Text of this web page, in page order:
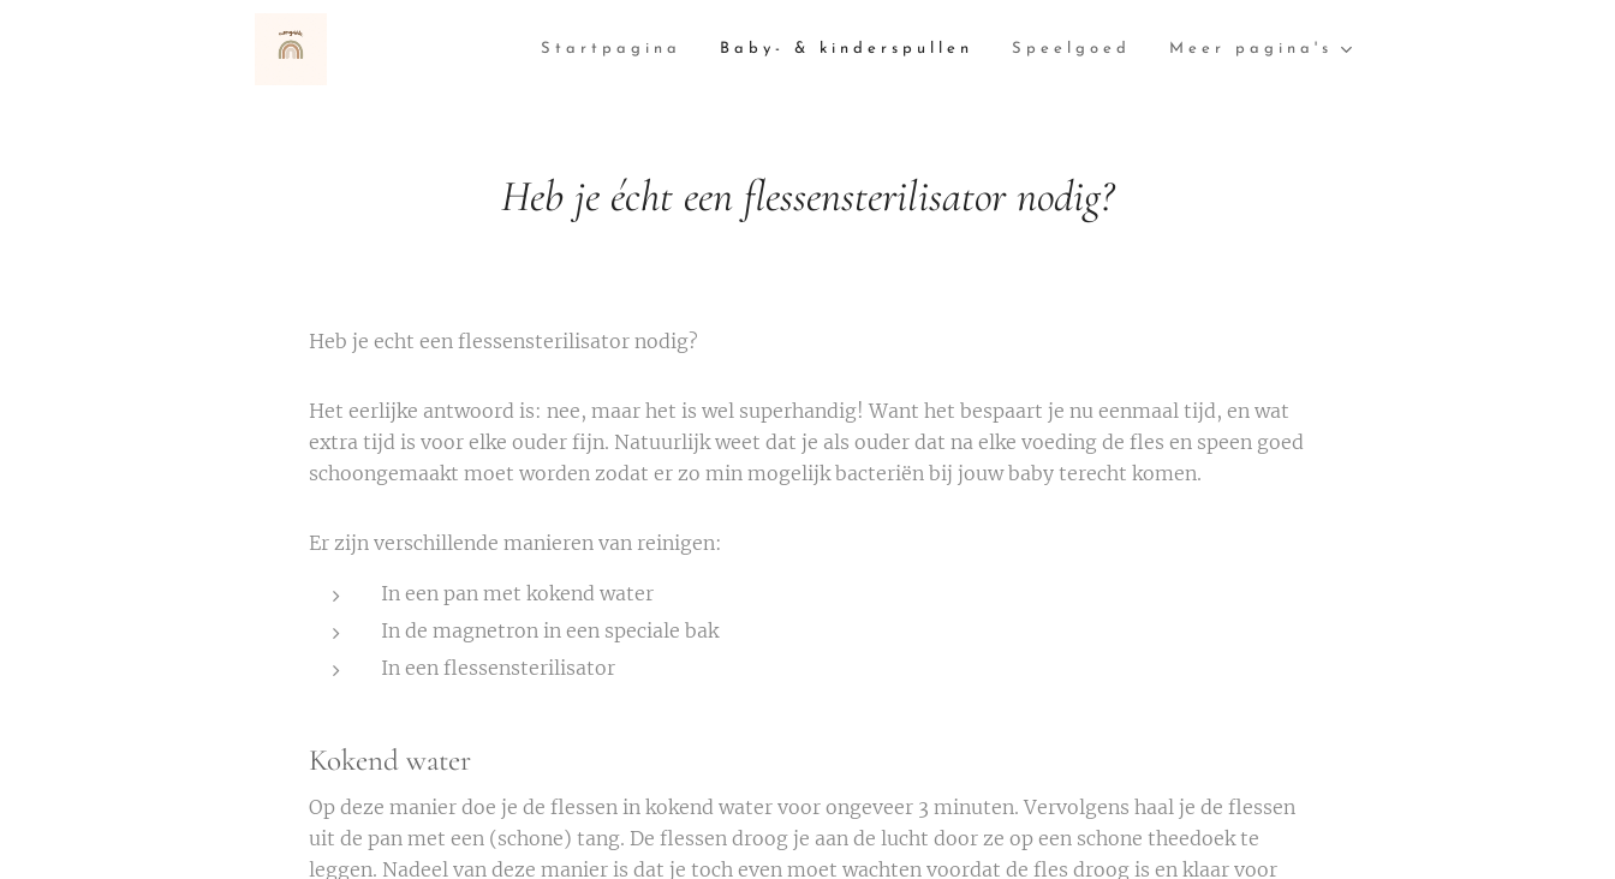
Startpagina Baby- & kinderspullen Speelgoed Meer pagina's
Heb je écht een flessensterilisator nodig?
Heb je echt een flessensterilisator nodig?
Het eerlijke antwoord is: nee, maar het is wel superhandig! Want het bespaart je nu eenmaal tijd, en wat
extra tijd is voor elke ouder fijn. Natuurlijk weet dat je als ouder dat na elke voeding de fles en speen goed
schoongemaakt moet worden zodat er zo min mogelijk bacteriën bij jouw baby terecht komen.
Er zijn verschillende manieren van reinigen:
In een pan met kokend water
In de magnetron in een speciale bak
In een flessensterilisator
Kokend water
Op deze manier doe je de flessen in kokend water voor ongeveer 3 minuten. Vervolgens haal je de flessen
uit de pan met een (schone) tang. De flessen droog je aan de lucht door ze op een schone theedoek te
leggen. Nadeel van deze manier is dat je toch even moet wachten voordat de fles droog is en klaar voor